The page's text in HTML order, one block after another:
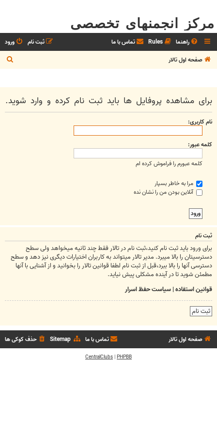
مرکز انجمنهای تخصصی
راهنما Rules تماس با ما ورود
ثبت نام
صفحه اول تالار
س
و
برای مشاهده پروفایل ها باید ثبت نام کرده و وارد شوید.
نام کاربری:
کلمه عبور:
کلمه عبورم را فراموش کرده ام
مرا به خاطر بسپار
آنلاین بودن من را نشان نده
ثبت نام
برای ورود باید ثبت نام کنید،ثبت نام در تالار فقط چند ثانیه میخواهد ولی سطح
دسترسیتان را بالا میبرد. مدیر تالار میتواند به کاربران اختیارات دیگری نیز دهد و سطح
دسترسی آنها را بالا ببرد،قبل از ثبت نام لطفا قوانین تالار را بخوانید و از آشنایی با آنها
مطمئن شوید تا در آینده مشکلی پیش نیاید.
قوانین استفاده|سیاست حفظ اسرار
ثبت نام
صفحه اول تالار حذف کوکی ها Sitemap تماس با ما
PHPBB
|
CentralClubs